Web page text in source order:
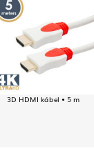
3D HDMI kábel • 5 m